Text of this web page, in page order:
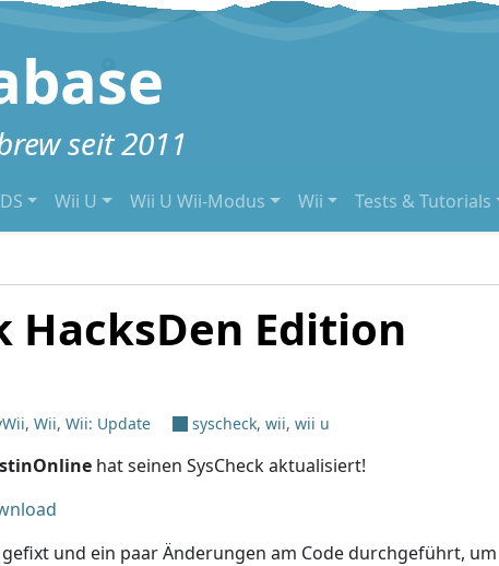
seit 2011
Wii U Wii U Wii-Modus Wii Tests & Tutorials
HacksDen Edition
, Wii, Wii: Update syscheck, wii, wii u
hat seinen SysCheck aktualisiert!
und ein paar Änderungen am Code durchgeführt, um